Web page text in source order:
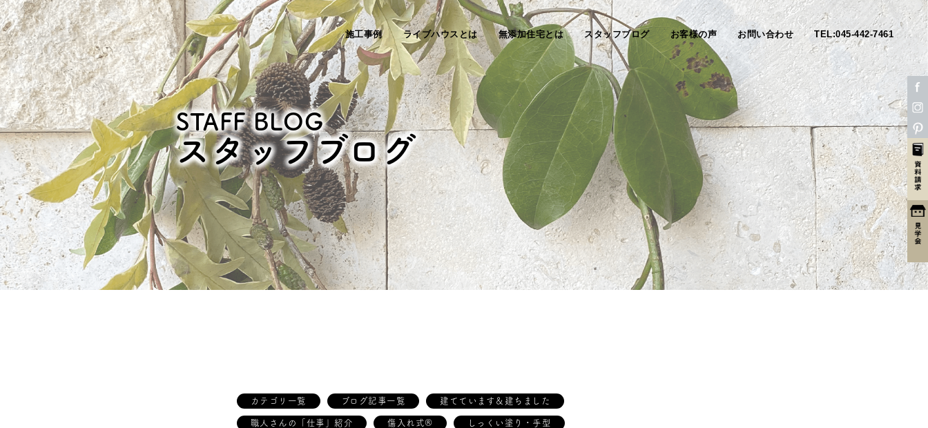
施工事例 ライブハウスとは 無添加住宅とは スタッフブログ お客様の声 お問い合わせ TEL:045-442-7461
STAFF BLOG
スタッフブログ
カテゴリ一覧 ブログ記事一覧 建てています＆建ちました
職人さんの「仕事」紹介 傷入れ式® しっくい塗り・手型